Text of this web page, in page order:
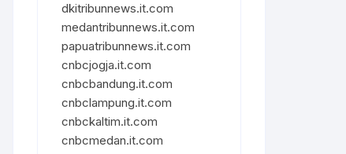
dkitribunnews.it.com
medantribunnews.it.com
papuatribunnews.it.com
cnbcjogja.it.com
cnbcbandung.it.com
cnbclampung.it.com
cnbckaltim.it.com
cnbcmedan.it.com